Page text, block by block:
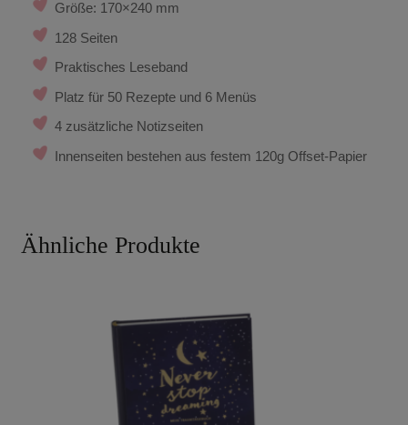
Größe: 170×240 mm
128 Seiten
Praktisches Leseband
Platz für 50 Rezepte und 6 Menüs
4 zusätzliche Notizseiten
Innenseiten bestehen aus festem 120g Offset-Papier
Ähnliche Produkte